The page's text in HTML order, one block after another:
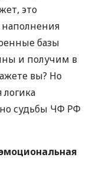
это
наполнения
базы
и получим в
вы? Но
судьбы ЧФ РФ